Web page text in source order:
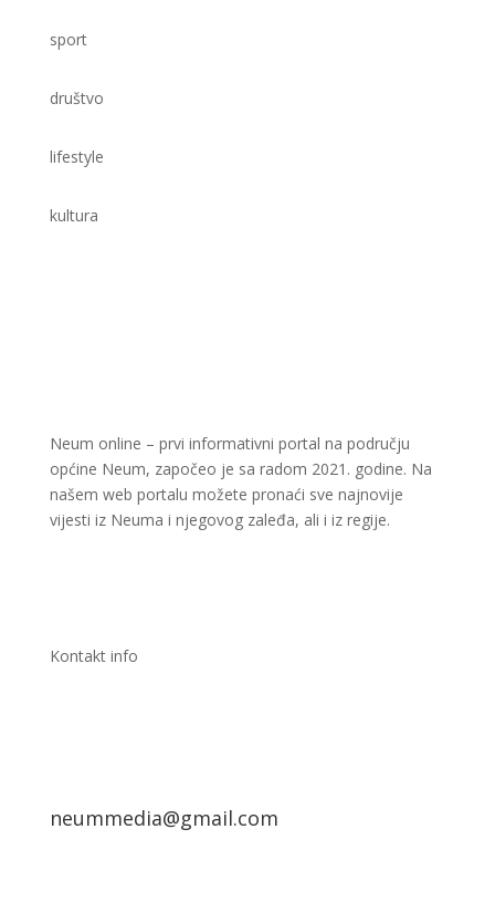
sport
društvo
lifestyle
kultura
Neum online – prvi informativni portal na području
općine Neum, započeo je sa radom 2021. godine. Na
našem web portalu možete pronaći sve najnovije
vijesti iz Neuma i njegovog zaleđa, ali i iz regije.
Kontakt info
neummedia@gmail.com